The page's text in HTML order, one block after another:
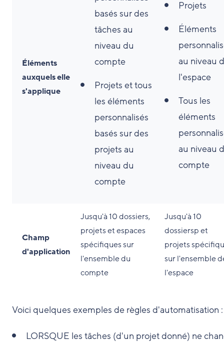
Éléments
auxquels elle
s'applique
basés sur des
tâches au
niveau du
compte
Projets et tous
les éléments
personnalisés
basés sur des
projets au
niveau du
compte
Projets
Éléments
au niveau
l'espace
Tous les
éléments
au niveau
compte
Champ
d'application
Jusqu'à 10 dossiers,
projets et espaces
spécifiques sur
l'ensemble du
compte
Jusqu'à 10
dossiersp et
projets
sur l'ensemble
l'espace
Voici quelques exemples de règles d'automatisation :
LORSQUE les tâches (d'un projet donné) ne